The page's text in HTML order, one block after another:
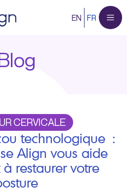
EN FR
CERVICALE
technologique :
Align vous aide
restaurer votre